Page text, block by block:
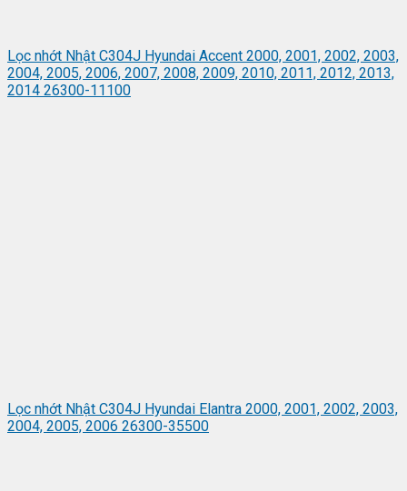
Lọc nhớt Nhật C304J Hyundai Accent 2000, 2001, 2002, 2003,
2004, 2005, 2006, 2007, 2008, 2009, 2010, 2011, 2012, 2013,
2014 26300-11100
Lọc nhớt Nhật C304J Hyundai Elantra 2000, 2001, 2002, 2003,
2004, 2005, 2006 26300-35500